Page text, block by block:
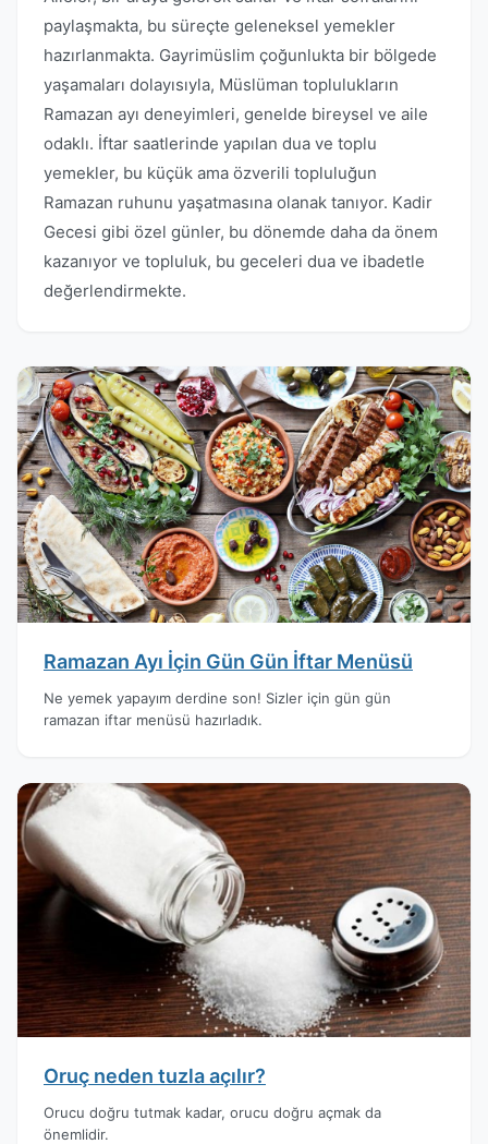
paylaşmakta, bu süreçte geleneksel yemekler
hazırlanmakta. Gayrimüslim çoğunlukta bir bölgede
yaşamaları dolayısıyla, Müslüman toplulukların
Ramazan ayı deneyimleri, genelde bireysel ve aile
odaklı. İftar saatlerinde yapılan dua ve toplu
yemekler, bu küçük ama özverili topluluğun
Ramazan ruhunu yaşatmasına olanak tanıyor. Kadir
Gecesi gibi özel günler, bu dönemde daha da önem
kazanıyor ve topluluk, bu geceleri dua ve ibadetle
değerlendirmekte.
Ramazan Ayı İçin Gün Gün İftar Menüsü
Ne yemek yapayım derdine son! Sizler için gün gün
ramazan iftar menüsü hazırladık.
Oruç neden tuzla açılır?
Orucu doğru tutmak kadar, orucu doğru açmak da
önemlidir.